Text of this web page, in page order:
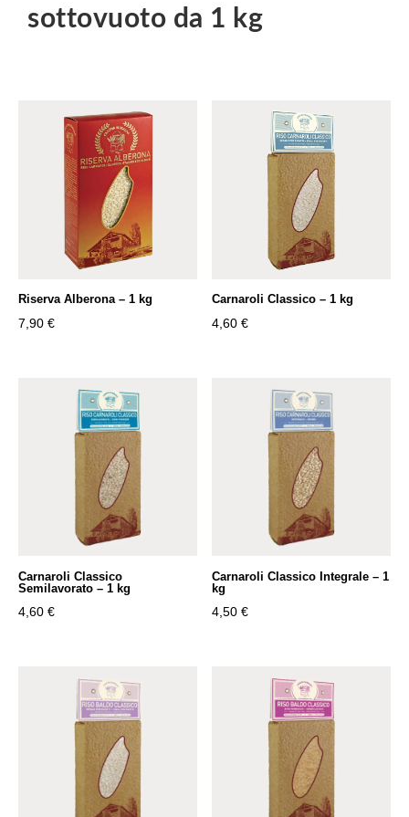
sottovuoto da 1 kg
Riserva Alberona – 1 kg
7,90 €
Carnaroli Classico – 1 kg
4,60€
Carnaroli Classico
Semilavorato – 1 kg
4,60 €
Carnaroli Classico Integrale – 1
kg
4,50€